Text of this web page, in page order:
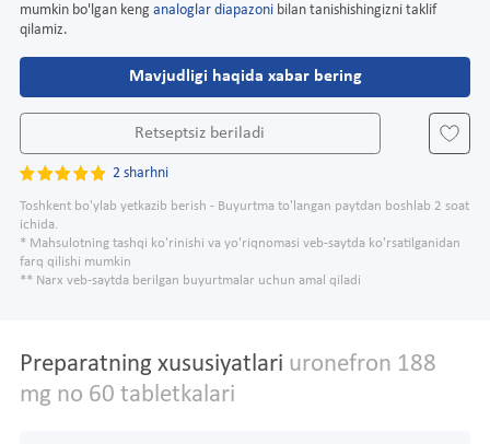
mumkin bo'lgan keng analoglar diapazoni bilan tanishishingizni taklif
qilamiz.
Mavjudligi haqida xabar bering
Retseptsiz beriladi
2 sharhni
Toshkent bo'ylab yetkazib berish - Buyurtma to'langan paytdan boshlab 2 soat
ichida.
* Mahsulotning tashqi ko'rinishi va yo'riqnomasi veb-saytda ko'rsatilganidan
farq qilishi mumkin
** Narx veb-saytda berilgan buyurtmalar uchun amal qiladi
Preparatning xususiyatlari uronefron 188
mg no 60 tabletkalari